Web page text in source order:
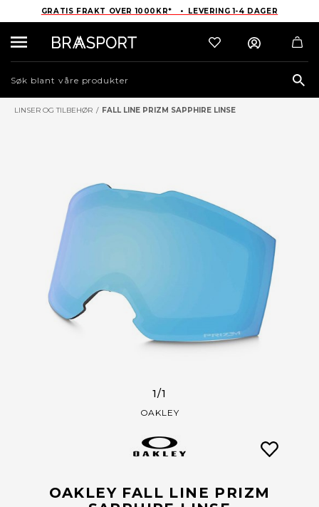
GRATIS FRAKT OVER 1000KR* • LEVERING 1-4 DAGER
LINSER OG TILBEHØR / FALL LINE PRIZM SAPPHIRE LINSE
1/1
OAKLEY
OAKLEY FALL LINE PRIZM